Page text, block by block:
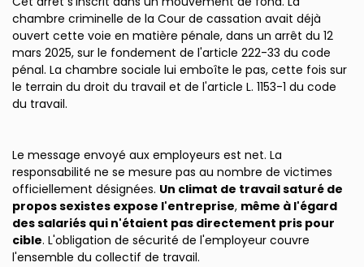
chambre criminelle de la Cour de cassation avait déjà
ouvert cette voie en matière pénale, dans un arrêt du 12
mars 2025, sur le fondement de l'article 222-33 du code
pénal. La chambre sociale lui emboîte le pas, cette fois sur
le terrain du droit du travail et de l'article L. 1153-1 du code
du travail.
Le message envoyé aux employeurs est net. La
responsabilité ne se mesure pas au nombre de victimes
officiellement désignées. Un climat de travail saturé de
propos sexistes expose l'entreprise, même à l'égard
des salariés qui n'étaient pas directement pris pour
cible. L'obligation de sécurité de l'employeur couvre
l'ensemble du collectif de travail.